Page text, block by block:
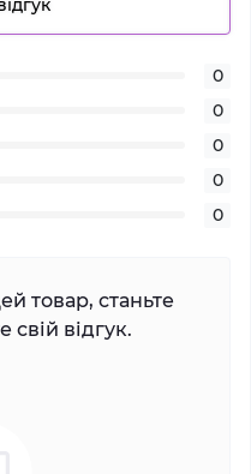
0
0
0
0
0
товар, станьте
відгук.